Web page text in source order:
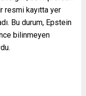
resmi kayıtta yer
Bu durum, Epstein
bilinmeyen